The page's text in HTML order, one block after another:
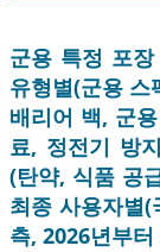
군용 특정 포
유형별(군용
배리어 백, 군
료, 정전기 방
(탄약, 식품 공
최종 사용자별
측, 2026년부